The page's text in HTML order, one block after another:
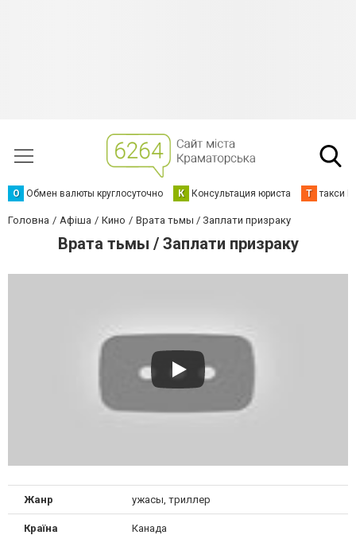
О Обмен валюты круглосуточно К Консультация юриста Т такси
Головна Афіша Кино Врата тьмы / Заплати призраку
Врата тьмы / Заплати призраку
Жанр ужасы, триллер
Країна Канада